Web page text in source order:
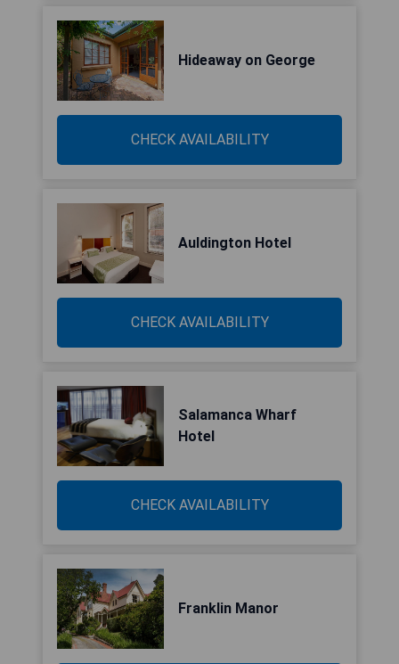
Hideaway on George
CHECK AVAILABILITY
Auldington Hotel
CHECK AVAILABILITY
Salamanca Wharf
Hotel
CHECK AVAILABILITY
Franklin Manor